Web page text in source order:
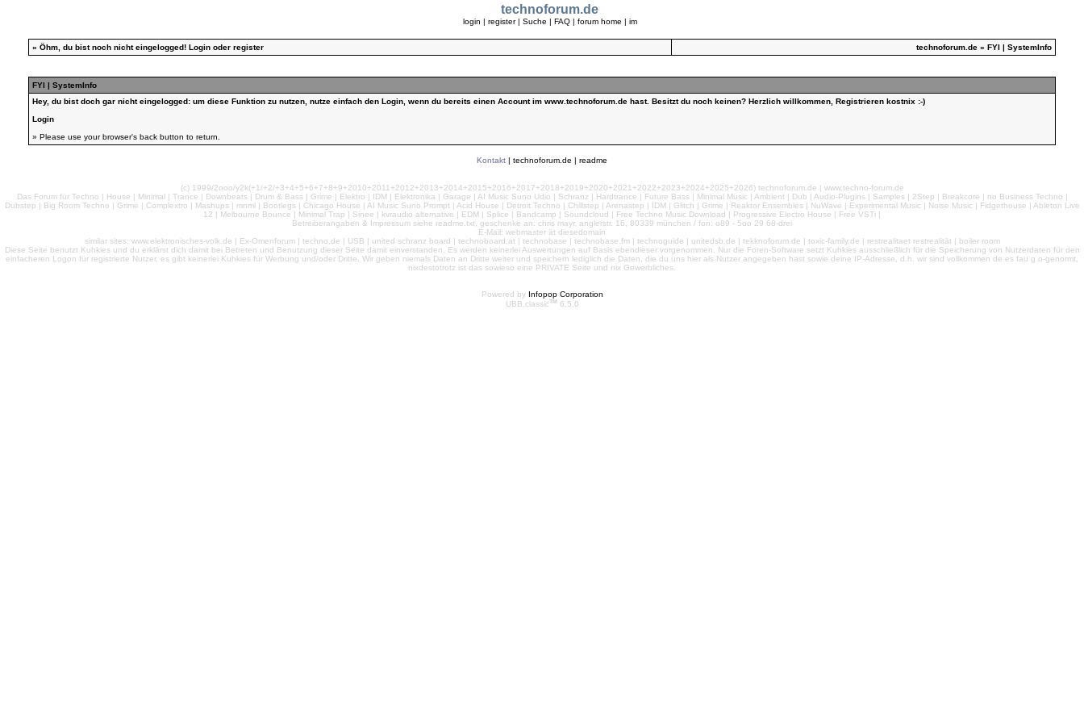
technoforum.de
login | register | Suche | FAQ| forum home | im
» Öhm, du bist noch nicht eingelogged! Login oder register technoforum.de » FYI | SystemInfo
FYI | SystemInfo
Hey, du bist doch gar nicht eingelogged: um diese Funktion zu nutzen, nutze einfach den Login, wenn du bereits einen Account im www.technoforum.de hast. Besitzt du noch keinen? Herzlich willkommen, Registrieren kostnix :-)
Login
» Please use your browser's back button to return.
Kontakt | technoforum.de | readme
(c) 1999/2ooo/y2k(+1/+2/+3+4+5+6+7+8+9+2010+2011+2012+2013+2014+2015+2016+2017+2018+2019+2020+2021+2022+2023+2024+2025+2026) technoforum.de | www.techno-forum.de
Das Forum für Techno | House | Minimal | Trance | Downbeats | Drum & Bass | Grime | Elektro | IDM | Elektronika | Garage | AI Music Suno Udio | Schranz | Hardtrance | Future Bass | Minimal Music | Ambient | Dub | Audio-Plugins | Samples | 2Step | Breakcore | no Business Techno |
Dubstep | Big Room Techno | Grime | Complextro | Mashups | mnml | Bootlegs | Chicago House | AI Music Suno Prompt | Acid House | Detroit Techno | Chillstep | Arenastep | IDM | Glitch | Grime | Reaktor Ensembles | NuWave | Experimental Music | Noise Music | Fidgethouse | Ableton Live
12 | Melbourne Bounce | Minimal Trap | Sinee | kvraudio alternative | EDM | Splice | Bandcamp | Soundcloud | Free Techno Music Download | Progressive Electro House | Free VSTi |
Betreiberangaben & Impressum siehe readme.txt, geschenke an: chris mayr, anglerstr. 16, 80339 münchen / fon: o89 - 5oo 29 68-drei
E-Mail: webmaster ät diesedomain
similar sites: www.elektronisches-volk.de | Ex-Omenforum | techno.de | USB | united schranz board | technoboard.at | technobase | technobase.fm | technoguide | unitedsb.de | tekknoforum.de | toxic-family.de | restrealitaet restrealität | boiler room
Diese Seite benutzt Kuhkies und du erklärst dich damit bei Betreten und Benutzung dieser Seite damit einverstanden. Es werden keinerlei Auswertungen auf Basis ebendieser vorgenommen. Nur die Foren-Software setzt Kuhkies ausschließlich für die Speicherung von Nutzerdaten für den
einfacheren Logon für registrierte Nutzer, es gibt keinerlei Kuhkies für Werbung und/oder Dritte. Wir geben niemals Daten an Dritte weiter und speichern lediglich die Daten, die du uns hier als Nutzer angegeben hast sowie deine IP-Adresse, d.h. wir sind vollkommen de es fau g o-genormt,
nixdestotrotz ist das sowieso eine PRIVATE Seite und nix Gewerbliches.
Powered by Infopop Corporation
UBB.classicTM 6.5.0